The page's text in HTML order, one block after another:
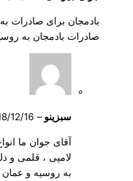
بادمجان برای صادرات
صادرات بادمجان به
سبزینو –
12/16
آقای جوان ما
لامپی ، قلمی و
به روسیه و عمان